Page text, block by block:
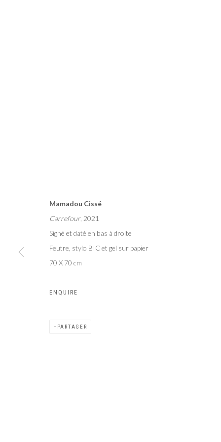
Privacy Policy Manage cookies
COPYRIGHT CP ART 2026 SITE BY ARTLOGIC
Mamadou Cissé
Carrefour, 2021
Signé et daté en bas à droite
Feutre, stylo BIC et gel sur papier
70 X 70 cm
ENQUIRE
PARTAGER